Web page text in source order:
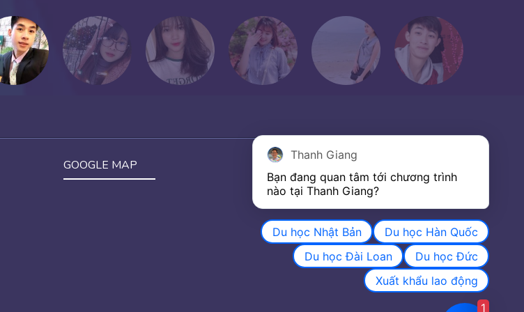
GOOGLE MAP
Thanh Giang
Bạn đang quan tâm tới chương trình
nào tại Thanh Giang?
Du học Nhật Bản
Du học Hàn Quốc
Du học Đài Loan
Du học Đức
Xuất khẩu lao động
1